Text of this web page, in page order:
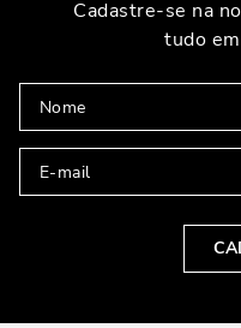
Cadastre-se na
tudo